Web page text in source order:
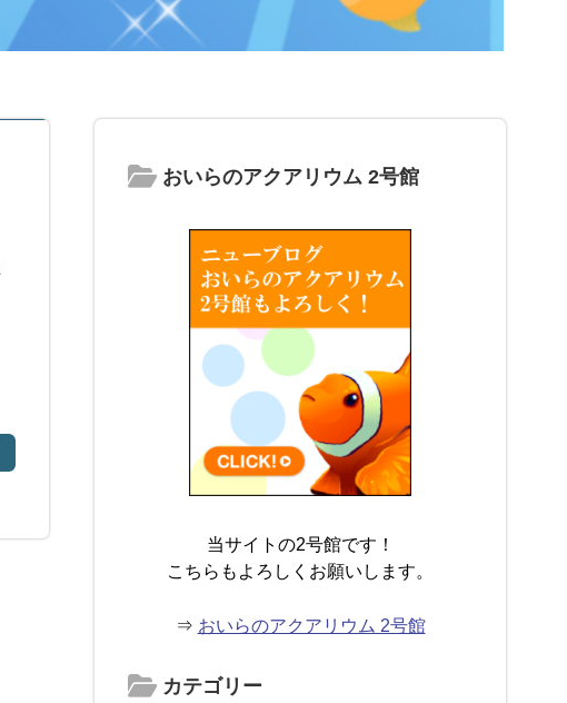
おいらのアクアリウム 2号館
当サイトの2号館です！
こちらもよろしくお願いします。
⇒ おいらのアクアリウム 2号館
カテゴリー